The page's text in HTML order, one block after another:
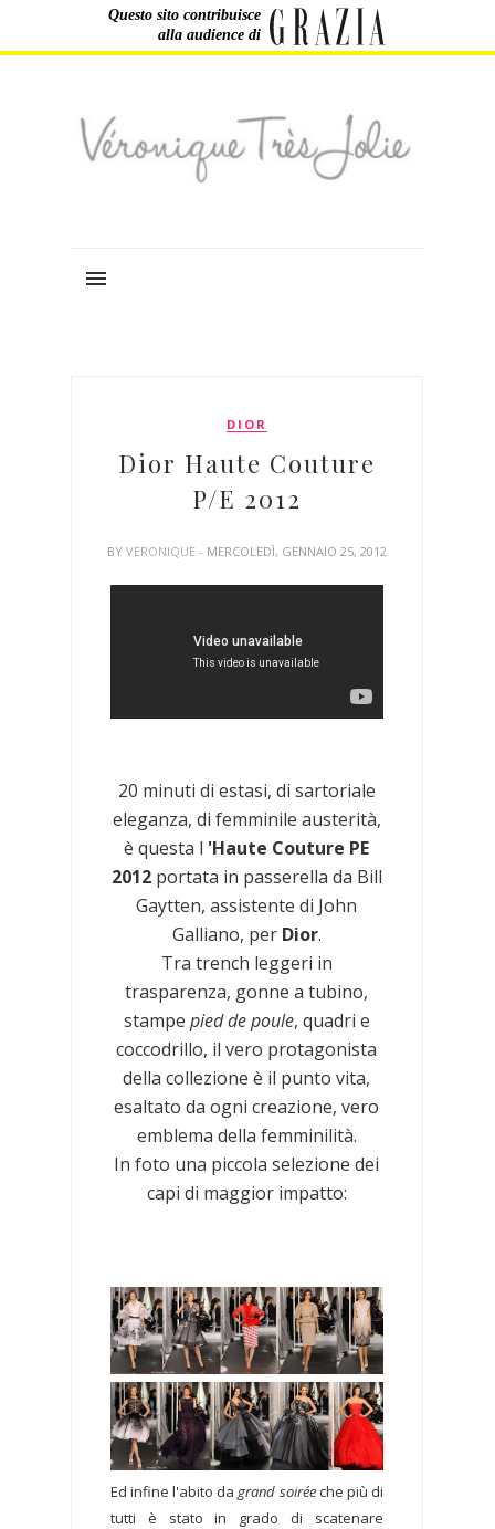
Questo sito contribuisce
alla audience di
DIOR
Dior Haute Couture
P/E 2012
BY VERONIQUE - MERCOLEDÌ, GENNAIO 25, 2012
20 minuti di estasi, di sartoriale
eleganza, di femminile austerità,
è questa l 'Haute Couture PE
2012portata in passerella da Bill
Gaytten, assistente di John
Galliano, per Dior.
Tra trench leggeri in
trasparenza, gonne a tubino,
stampe pied de poule, quadri e
coccodrillo, il vero protagonista
della collezione è il punto vita,
esaltato da ogni creazione, vero
emblema della femminilità.
In foto una piccola selezione dei
capi di maggior impatto:
Ed infine l'abito dagrand soiréeche più di
tutti è stato in grado di scatenare